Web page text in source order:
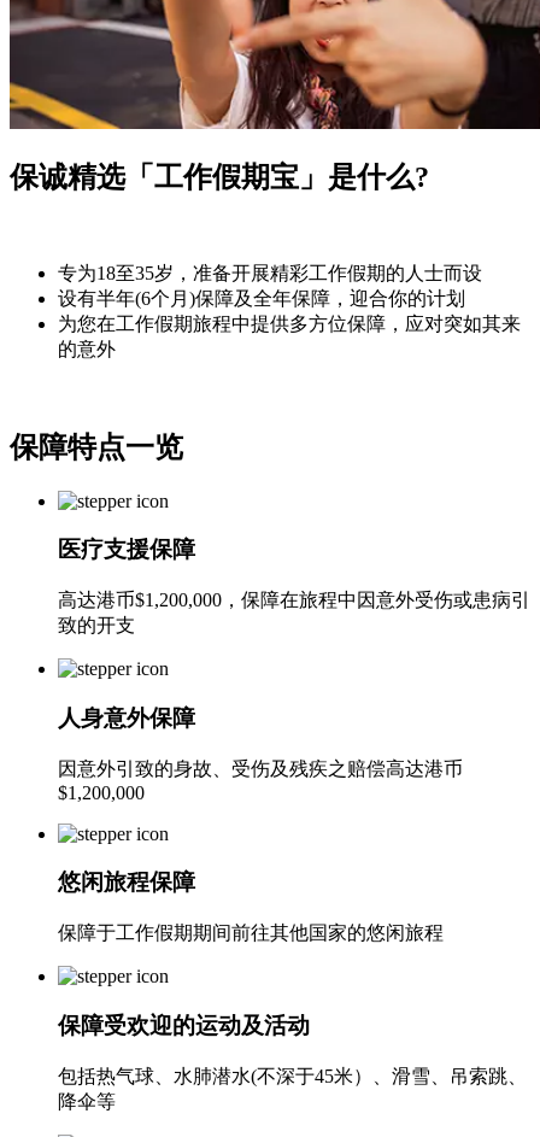
保诚精选「工作假期宝」是什么?
专为18至35岁，准备开展精彩工作假期的人士而设
设有半年(6个月)保障及全年保障，迎合你的计划
为您在工作假期旅程中提供多方位保障，应对突如其来
的意外
保障特点一览
医疗支援保障
高达港币$1,200,000，保障在旅程中因意外受伤或患病引
致的开支
人身意外保障
因意外引致的身故、受伤及残疾之赔偿高达港币
$1,200,000
悠闲旅程保障
保障于工作假期期间前往其他国家的悠闲旅程
保障受欢迎的运动及活动
包括热气球、水肺潜水(不深于45米）、滑雪、吊索跳、
降伞等